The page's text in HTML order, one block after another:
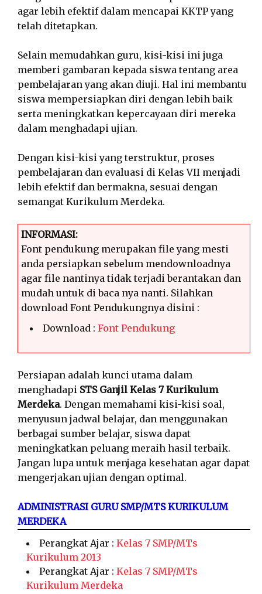
agar lebih efektif dalam mencapai KKTP yang
telah ditetapkan.
Selain memudahkan guru, kisi-kisi ini juga
memberi gambaran kepada siswa tentang area
pembelajaran yang akan diuji. Hal ini membantu
siswa mempersiapkan diri dengan lebih baik
serta meningkatkan kepercayaan diri mereka
dalam menghadapi ujian.
Dengan kisi-kisi yang terstruktur, proses
pembelajaran dan evaluasi di Kelas VII menjadi
lebih efektif dan bermakna, sesuai dengan
semangat Kurikulum Merdeka.
INFORMASI:
Font pendukung merupakan file yang mesti
anda persiapkan sebelum mendownloadnya
agar file nantinya tidak terjadi berantakan dan
mudah untuk di baca nya nanti. Silahkan
download Font Pendukungnya disini :
Download : Font Pendukung
Persiapan adalah kunci utama dalam
menghadapi STS Ganjil Kelas 7 Kurikulum
Merdeka. Dengan memahami kisi-kisi soal,
menyusun jadwal belajar, dan menggunakan
berbagai sumber belajar, siswa dapat
meningkatkan peluang meraih hasil terbaik.
Jangan lupa untuk menjaga kesehatan agar dapat
mengerjakan ujian dengan optimal.
ADMINISTRASI GURU SMP/MTS KURIKULUM
MERDEKA
Perangkat Ajar : Kelas 7 SMP/MTs
Kurikulum 2013
Perangkat Ajar : Kelas 7 SMP/MTs
Kurikulum Merdeka